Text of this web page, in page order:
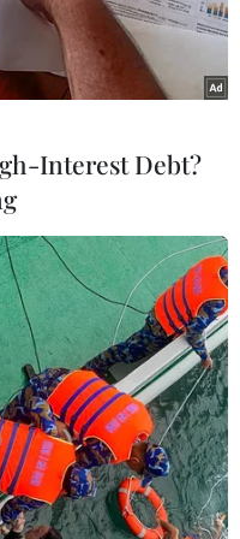
Điều hành Nghiên cứu và
50 Công ty niêm yết tốt
Việt Nam)
“Top 25 Thương
nghiệp sản xuất
nghiệp cùng
Interest Debt?